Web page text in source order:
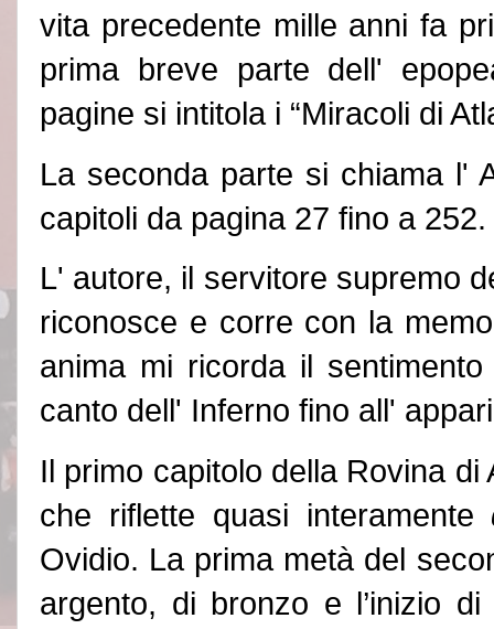
vita precedente mille anni fa
prima breve parte dell'
pagine si intitola i “Miracoli di
La seconda parte si chiama l'
capitoli da pagina 27 fino a 252.
L' autore, il servitore supremo
riconosce e corre con la
anima mi ricorda il
canto dell ' Inferno fino all '
Il primo capitolo della Rovina di
che riflette quasi interamente
Ovidio. La prima metà del
argento, di bronzo e l’inizio